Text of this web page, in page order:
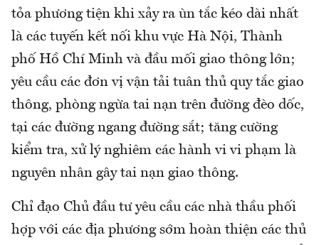
tỏa phương tiện khi xảy ra ùn tắc kéo dài nhất
là các tuyến kết nối khu vực Hà Nội, Thành
phố Hồ Chí Minh và đầu mối giao thông lớn;
yêu cầu các đơn vị vận tải tuân thủ quy tắc giao
thông, phòng ngừa tai nạn trên đường đèo dốc,
tại các đường ngang đường sắt; tăng cường
kiểm tra, xử lý nghiêm các hành vi vi phạm là
nguyên nhân gây tai nạn giao thông.
Chỉ đạo Chủ đầu tư yêu cầu các nhà thầu phối
hợp với các địa phương sớm hoàn thiện các thủ